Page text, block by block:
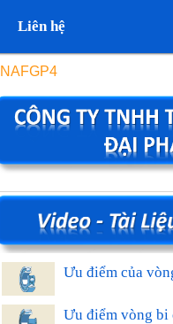
Liên hệ
Ưu điểm của
Ưu điểm vòng bi